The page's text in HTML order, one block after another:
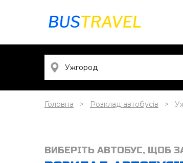
Головна Розклад автобусів
ВИБЕРІТЬ АВТОБУС, ЩОБ